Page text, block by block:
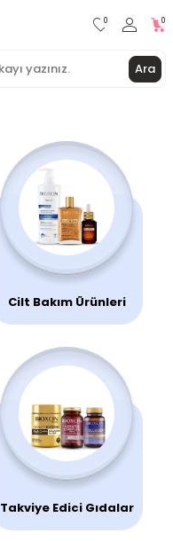
Ara
0 0
Cilt Bakım Ürünleri
Takviye Edici Gıdalar